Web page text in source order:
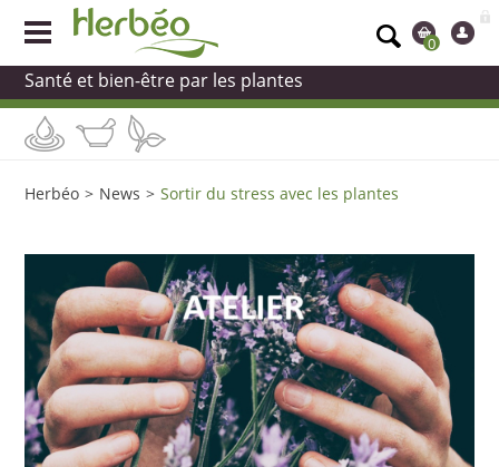
0
Santé et bien-être par les plantes
Herbéo > News > Sortir du stress avec les plantes